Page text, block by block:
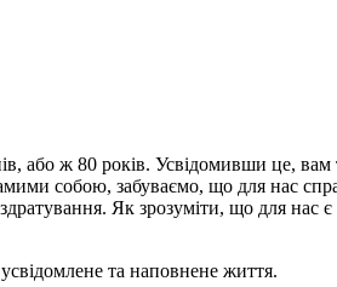
ж 80 років. Усвідомивши це, вам
собою, забуваємо, що для нас
Як зрозуміти, що для
та наповнене життя.